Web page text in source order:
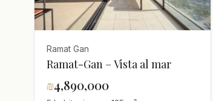
Ramat Gan
Ramat-Gan – Vista al mar
₪4,890,000